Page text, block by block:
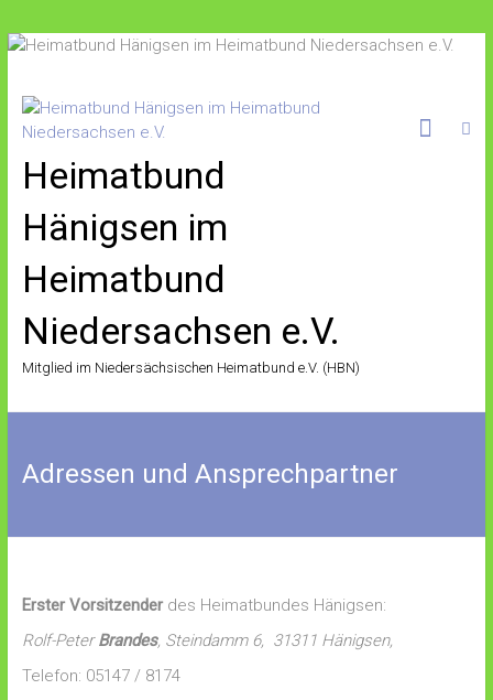
Zum
springen
Heimatbund
Hänigsen im
Heimatbund
Niedersachsen e.V.
Mitglied im Niedersächsischen Heimatbund e.V. (HBN)
Adressen und Ansprechpartner
Erster Vorsitzenderdes Heimatbundes Hänigsen:
Rolf-PeterBrandes, Steindamm 6, 31311 Hänigsen,
Telefon: 05147 / 8174